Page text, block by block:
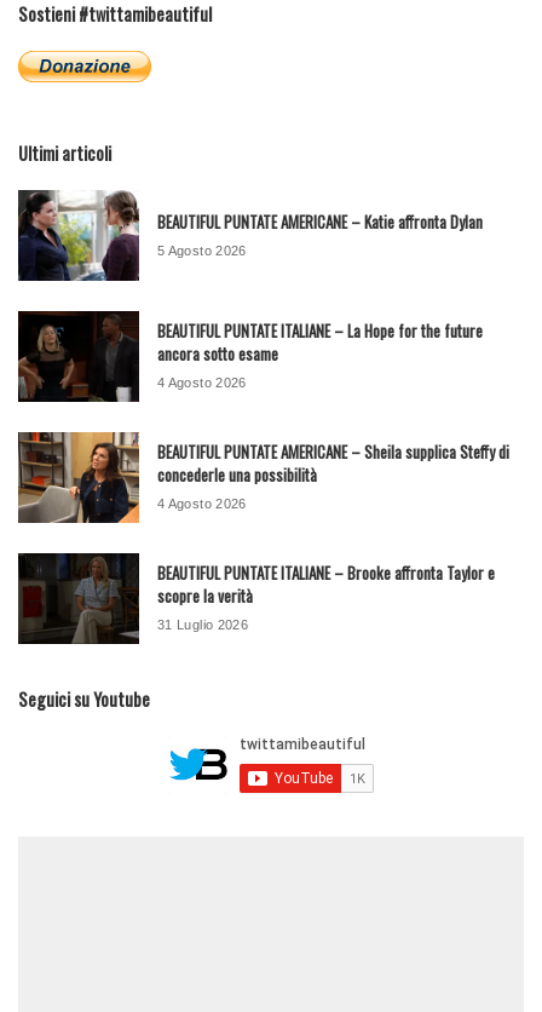
Sostieni #twittamibeautiful
Ultimi articoli
BEAUTIFUL PUNTATE AMERICANE – Katie affronta Dylan
5 Agosto 2026
BEAUTIFUL PUNTATE ITALIANE – La Hope for the future
ancora sotto esame
4 Agosto 2026
BEAUTIFUL PUNTATE AMERICANE – Sheila supplica Steffy di
concederle una possibilità
4 Agosto 2026
BEAUTIFUL PUNTATE ITALIANE – Brooke affronta Taylor e
scopre la verità
31 Luglio 2026
Seguici su Youtube